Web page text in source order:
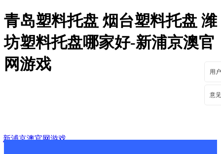
青岛塑料托盘 烟台塑料托盘 潍
坊塑料托盘哪家好-新浦京澳官
网游戏
用
意
新浦京澳官网游戏